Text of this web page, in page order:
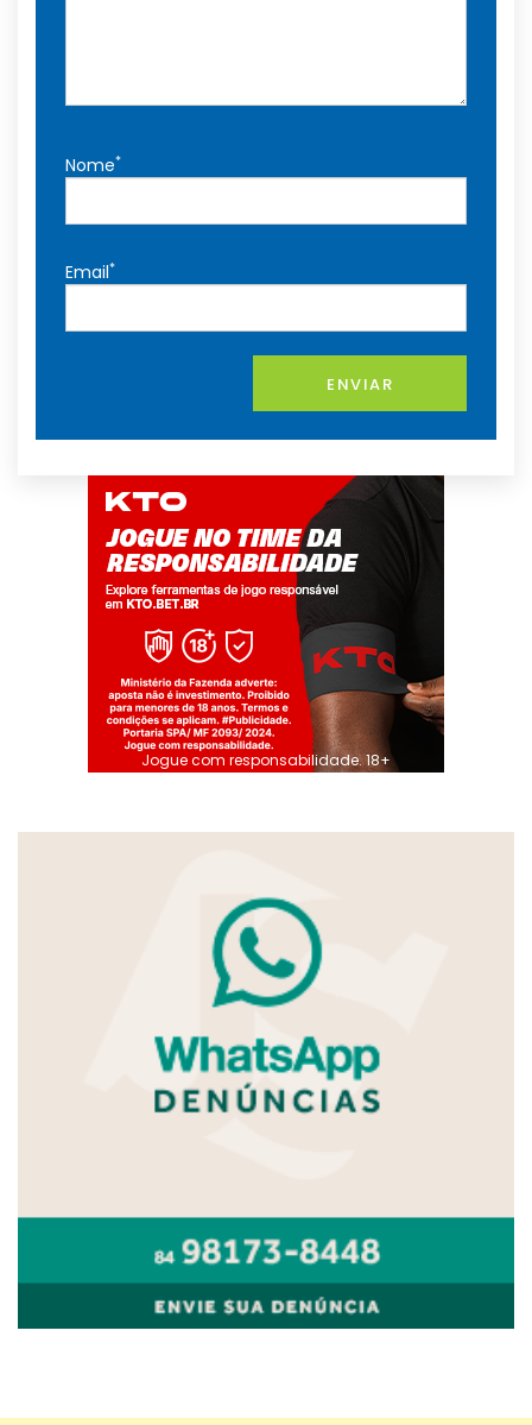
Nome*
Email*
ENVIAR
Jogue com responsabilidade. 18+